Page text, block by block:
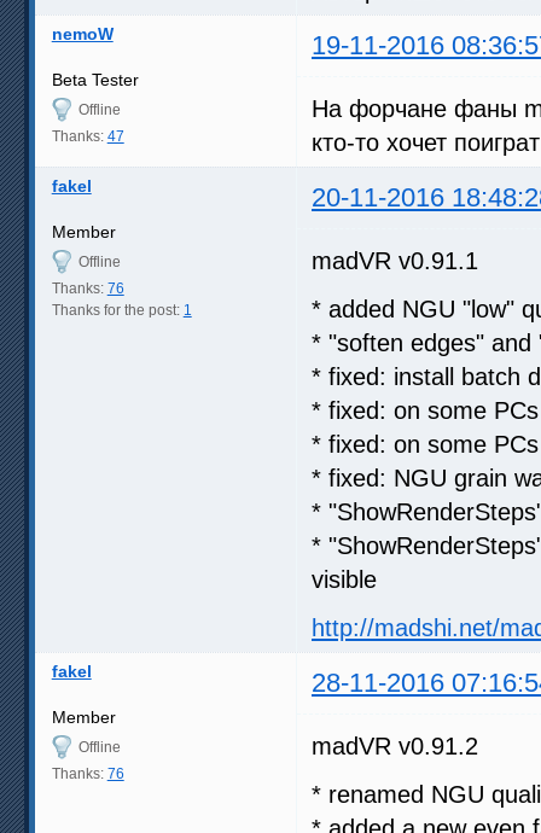
nemoW 19-11-2016
Beta Tester
Offline
Thanks: 47
На форчане фаны
кто-то хочет
fakel 20-11-2016
Member
Offline
Thanks: 76
Thanks for the post: 1
madVR v0.91.1
* added NGU "low"
* "soften edges" and
* fixed: install batch
* fixed: on some
* fixed: on some
* fixed: NGU grain
*
*
visible
http://madshi.net/
fakel 28-11-2016
Member
Offline
Thanks: 76
madVR v0.91.2
* renamed NGU